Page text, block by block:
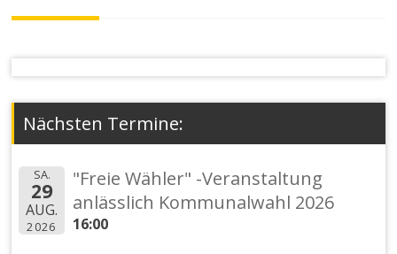
Nächsten Termine:
SA.
29
AUG.
2026
"Freie Wähler" -Veranstaltung
anlässlich Kommunalwahl 2026
16:00